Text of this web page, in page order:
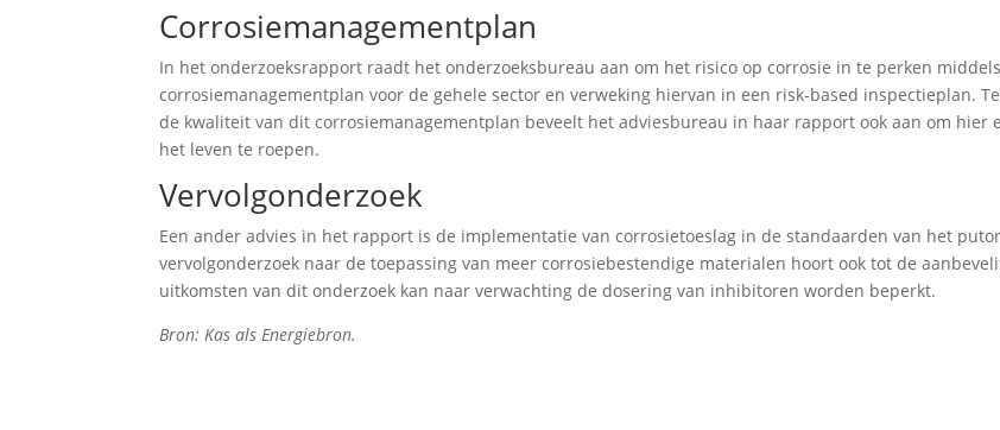
Corrosiemanagementplan
In het onderzoeksrapport raadt het onderzoeksbureau aan om het risico op corrosie in te perken
corrosiemanagementplan voor de gehele sector en verweking hiervan in een risk-based inspectieplan.
de kwaliteit van dit corrosiemanagementplan beveelt het adviesbureau in haar rapport ook aan om hier
het leven te roepen.
Vervolgonderzoek
Een ander advies in het rapport is de implementatie van corrosietoeslag in de standaarden van het
vervolgonderzoek naar de toepassing van meer corrosiebestendige materialen hoort ook tot de
uitkomsten van dit onderzoek kan naar verwachting de dosering van inhibitoren worden beperkt.
Bron: Kas als Energiebron.